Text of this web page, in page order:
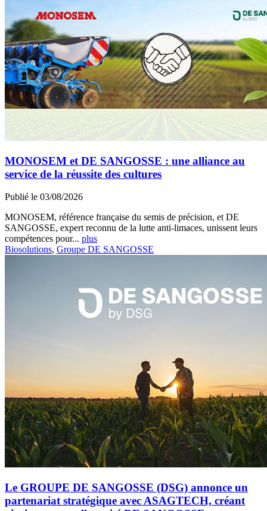
MONOSEM et DE SANGOSSE : une alliance au
service de la réussite des cultures
Publié le 03/08/2026
MONOSEM, référence française du semis de précision, et DE
SANGOSSE, expert reconnu de la lutte anti-limaces, unissent leurs
compétences pour... plus
Biosolutions, Groupe DE SANGOSSE
Le GROUPE DE SANGOSSE (DSG) annonce un
partenariat stratégique avec ASAGTECH, créant